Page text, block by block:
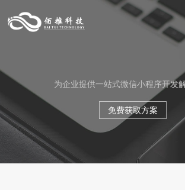
为企业提供一站式微信小程序开发
免费获取方案